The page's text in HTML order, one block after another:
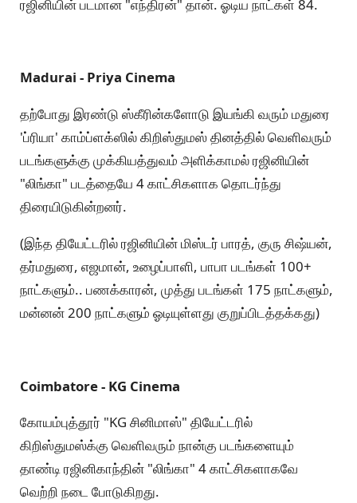
ரஜினியின் படமான "எந்திரன்" தான். ஓடிய நாட்கள் 84.
Madurai - Priya Cinema
தற்போது இரண்டு ஸ்கீரின்களோடு இயங்கி வரும் மதுரை
'ப்ரியா' காம்ப்ளக்ஸில் கிறிஸ்துமஸ் தினத்தில் வெளிவரும்
படங்களுக்கு முக்கியத்துவம் அளிக்காமல் ரஜினியின்
"லிங்கா" படத்தையே 4 காட்சிகளாக தொடர்ந்து
திரையிடுகின்றனர்.
(இந்த தியேட்டரில் ரஜினியின் மிஸ்டர் பாரத், குரு சிஷ்யன்,
தர்மதுரை, எஜமான், உழைப்பாளி, பாபா படங்கள் 100+
நாட்களும்.. பணக்காரன், முத்து படங்கள் 175 நாட்களும்,
மன்னன் 200 நாட்களும் ஓடியுள்ளது குறுப்பிடத்தக்கது)
Coimbatore - KG Cinema
கோயம்புத்தூர் "KG சினிமாஸ்" தியேட்டரில்
கிறிஸ்துமஸ்க்கு வெளிவரும் நான்கு படங்களையும்
தாண்டி ரஜினிகாந்தின் "லிங்கா" 4 காட்சிகளாகவே
வெற்றி நடை போடுகிறது.